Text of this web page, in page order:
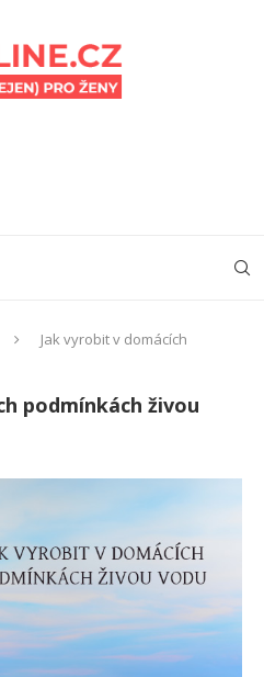
Jak vyrobit v domácích
podmínkách živou